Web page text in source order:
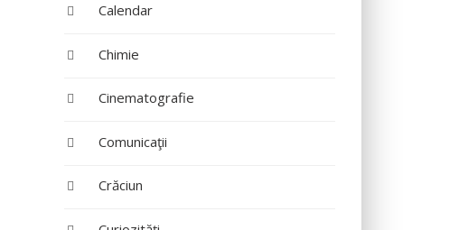
Calendar
Chimie
Cinematografie
Comunicaţii
Crăciun